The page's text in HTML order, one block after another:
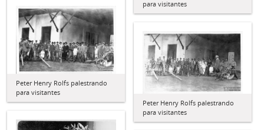
para visitantes
Peter Henry Rolfs palestrando
para visitantes
Peter Henry Rolfs palestrando
para visitantes